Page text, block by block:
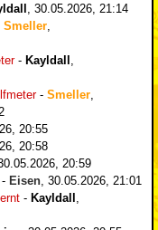
30.05.2026, 21:14
Smeller
- Kayldall
- Smeller
20:55
20:58
20:59
- Eisen 30.05.2026, 21:01
- Kayldall